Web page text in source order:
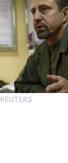
REUTERS